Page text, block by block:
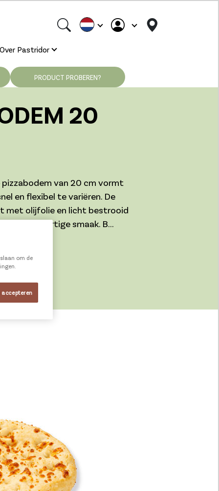
Over Pastridor
PRODUCT PROBEREN?
20
pizzabodem van 20 cm vormt
en flexibel te variëren. De
met olijfolie en licht bestrooid
extra hartige smaak. B...
om de